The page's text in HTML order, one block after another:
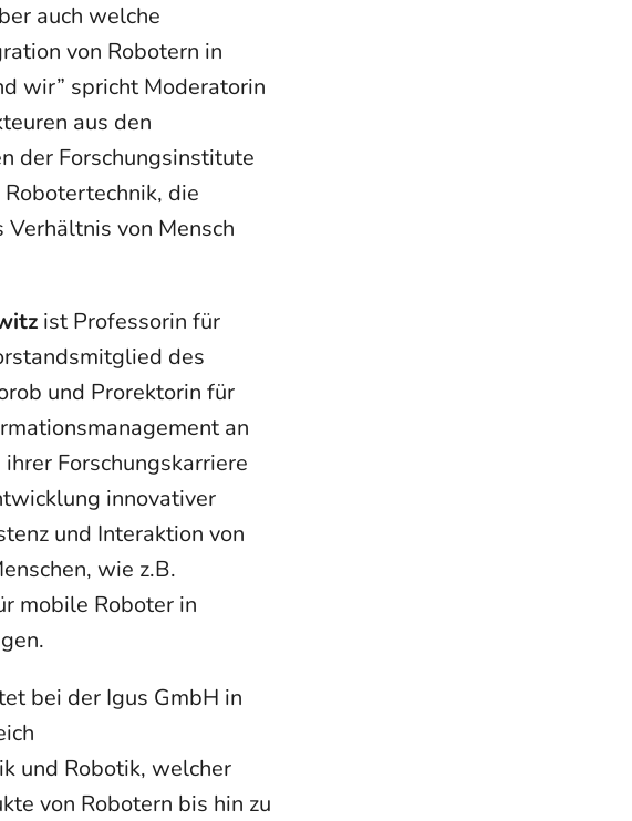
auch welche
von Robotern in
wir” spricht Moderatorin
aus den
der Forschungsinstitute
die
von Mensch
ist Professorin für
des
und Prorektorin für
an
Forschungskarriere
innovativer
und Interaktion von
wie z.B.
mobile Roboter in
bei der Igus GmbH in
und Robotik, welcher
von Robotern bis hin zu